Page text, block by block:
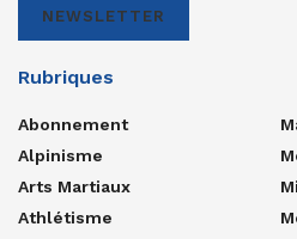
NEWSLETTER
Rubriques
Abonnement
Alpinisme
Arts Martiaux
Athlétisme